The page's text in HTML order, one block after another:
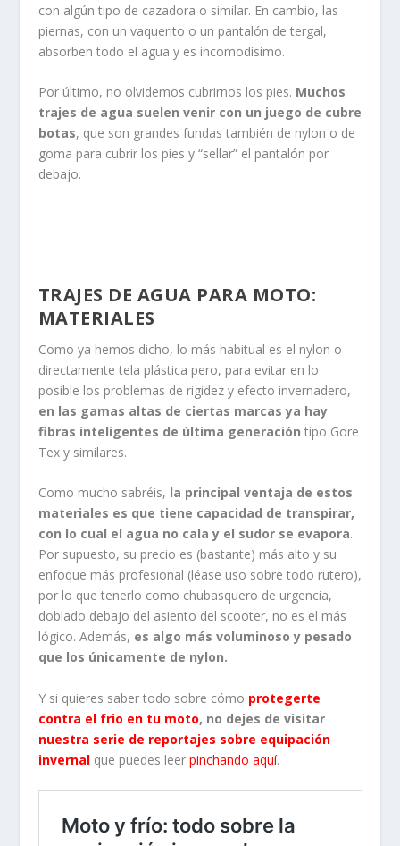
con algún tipo de cazadora o similar. En cambio, las
piernas, con un vaquerito o un pantalón de tergal,
absorben todo el agua y es incomodísimo.
Por último, no olvidemos cubrirnos los pies. Muchos
trajes de agua suelen venir con un juego de cubre
botas, que son grandes fundas también de nylon o de
goma para cubrir los pies y “sellar” el pantalón por
debajo.
TRAJES DE AGUA PARA MOTO:
MATERIALES
Como ya hemos dicho, lo más habitual es el nylon o
directamente tela plástica pero, para evitar en lo
posible los problemas de rigidez y efecto invernadero,
en las gamas altas de ciertas marcas ya hay
fibras inteligentes de última generación tipo Gore
Tex y similares.
Como mucho sabréis, la principal ventaja de estos
materiales es que tiene capacidad de transpirar,
con lo cual el agua no cala y el sudor se evapora.
Por supuesto, su precio es (bastante) más alto y su
enfoque más profesional (léase uso sobre todo rutero),
por lo que tenerlo como chubasquero de urgencia,
doblado debajo del asiento del scooter, no es el más
lógico. Además, es algo más voluminoso y pesado
que los únicamente de nylon.
Y si quieres saber todo sobre cómo protegerte
contra el frio en tu moto, no dejes de visitar
nuestra serie de reportajes sobre equipación
invernal que puedes leer pinchando aquí.